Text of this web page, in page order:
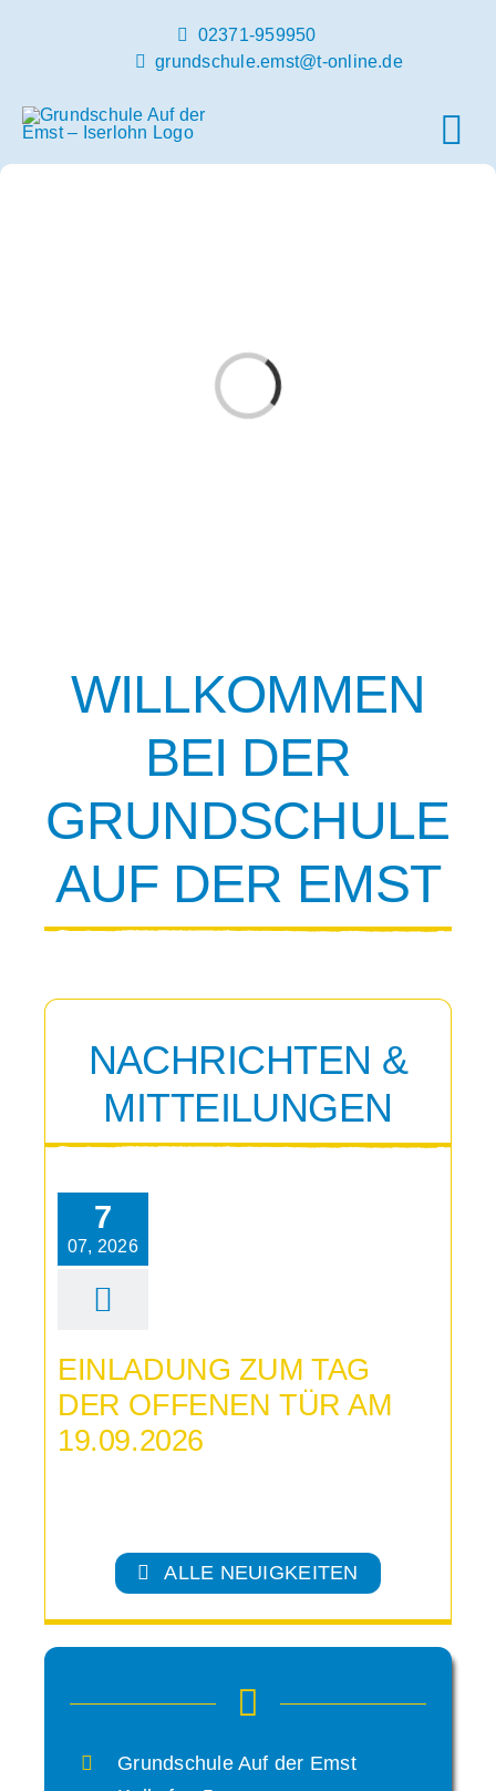
02371-959950
grundschule.emst@t-online.de
Loading...
WILLKOMMEN
BEI DER
GRUNDSCHULE
AUF DER EMST
NACHRICHTEN &
MITTEILUNGEN
7
07, 2026
EINLADUNG ZUM TAG
DER OFFENEN TÜR AM
19.09.2026
ALLE NEUIGKEITEN
Grundschule Auf der Emst